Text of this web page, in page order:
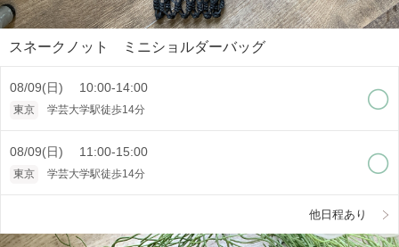
スネークノット ミニショルダーバッグ
08/09(日) 10:00-14:00
東京 学芸大学駅徒歩14分
08/09(日) 11:00-15:00
東京 学芸大学駅徒歩14分
他日程あり